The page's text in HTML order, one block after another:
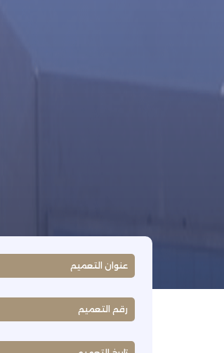
عنوان التعميم
رقم التعميم